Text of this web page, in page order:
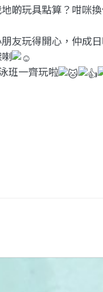
啲玩具點算？咁咪
友玩得開心，仲成
班一齊玩啦